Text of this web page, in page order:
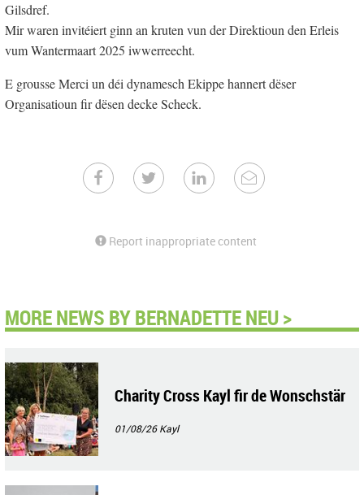
Gilsdref.
Mir waren invitéiert ginn an kruten vun der Direktioun den Erleis
vum Wantermaart 2025 iwwerreecht.
E grousse Merci un déi dynamesch Ekippe hannert dëser
Organisatioun fir dësen decke Scheck.
Report inappropriate content
MORE NEWS BY BERNADETTE NEU >
Charity Cross Kayl fir de Wonschstär
01/08/26Kayl